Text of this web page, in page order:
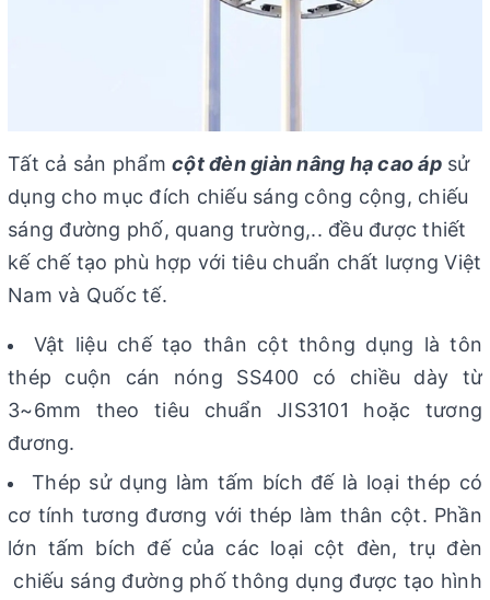
Tất cả sản phẩm cột đèn giàn nâng hạ cao ápsử
dụng cho mục đích chiếu sáng công cộng, chiếu
sáng đường phố, quang trường,.. đều được thiết
kế chế tạo phù hợp với tiêu chuẩn chất lượng Việt
Nam và Quốc tế.
Vật liệu chế tạo thân cột thông dụng là tôn
thép cuộn cán nóng SS400 có chiều dày từ
3~6mm theo tiêu chuẩn JIS3101 hoặc tương
đương.
Thép sử dụng làm tấm bích đế là loại thép có
cơ tính tương đương với thép làm thân cột. Phần
lớn tấm bích đế của các loại cột đèn, trụ đèn
chiếu sáng đường phố thông dụng được tạo hình